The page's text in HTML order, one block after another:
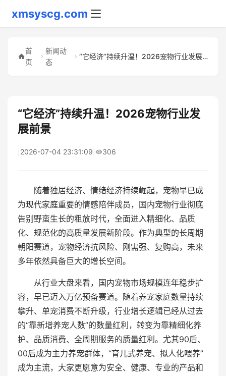
xmsyscg.com
首
页
新闻动
态
“它经济”持续升温！2026宠物行业发展前景
“它经济”持续升温！2026宠物行业发
展前景
2026-07-04 23:31:09 306
随着独居经济、情绪经济持续崛起，宠物早已成
为现代家庭重要的情感陪伴成员，国内宠物行业彻底
告别野蛮生长的粗放时代，全面进入精细化、品质
化、规范化的高质量发展新阶段。作为典型的长周期
朝阳赛道，宠物经济抗风险、刚需强、复购高，未来
多年依然具备巨大的增长空间。
从行业大盘来看，国内宠物市场规模连年稳步扩
容，早已迈入万亿预备赛道。随着养宠家庭数量持续
攀升、单宠消费不断升级，行业增长逻辑已经从过去
的“靠新增养宠人数”的数量红利，转变为靠精细化养
护、品质消费、全周期服务的质量红利。尤其90后、
00后成为主力养宠群体，“育儿式养宠、拟人化喂养”
成为主流，大家更愿意为安全、健康、专业的产品和